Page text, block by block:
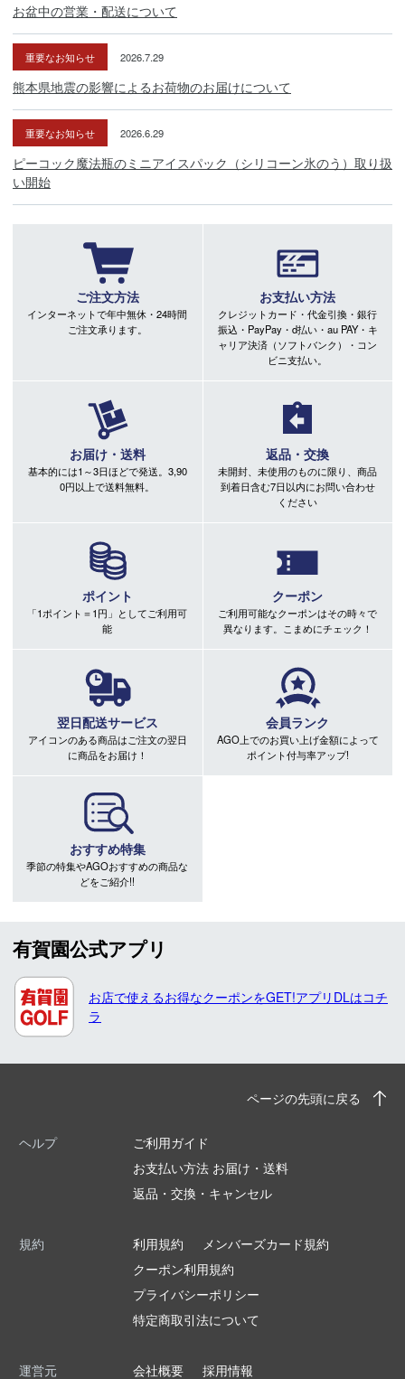
お盆中の営業・配送について
重要なお知らせ 2026.7.29
熊本県地震の影響によるお荷物のお届けについて
重要なお知らせ 2026.6.29
ピーコック魔法瓶のミニアイスパック（シリコーン氷のう）取り扱
い開始
ご注文方法
インターネットで年中無休・24時間
ご注文承ります。
お支払い方法
クレジットカード・代金引換・銀行
振込・PayPay・d払い・au PAY・キ
ャリア決済（ソフトバンク）・コン
ビニ支払い。
お届け・送料
基本的には1～3日ほどで発送。3,90
0円以上で送料無料。
返品・交換
未開封、未使用のものに限り、商品
到着日含む7日以内にお問い合わせ
ください
ポイント
「1ポイント＝1円」としてご利用可
能
クーポン
ご利用可能なクーポンはその時々で
異なります。こまめにチェック！
翌日配送サービス
アイコンのある商品はご注文の翌日
に商品をお届け！
会員ランク
AGO上でのお買い上げ金額によって
ポイント付与率アップ!
おすすめ特集
季節の特集やAGOおすすめの商品な
どをご紹介!!
有賀園公式アプリ
お店で使えるお得なクーポンをGET!アプリDLはコチ
ラ
ページの先頭に戻る
ヘルプ
ご利用ガイド
お支払い方法 お届け・送料
返品・交換・キャンセル
規約 利用規約
メンバーズカード規約
クーポン利用規約
プライバシーポリシー
特定商取引法について
運営元 会社概要 採用情報